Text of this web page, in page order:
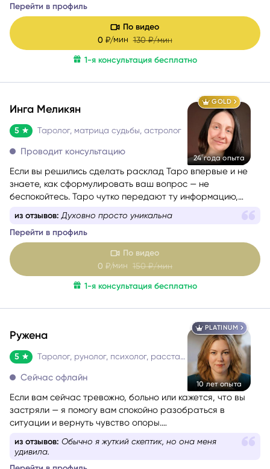
Перейти в профиль
По видео
0 ₽/мин130 ₽/мин
1-я консультация бесплатно
GOLD
24 года опыта
Инга Меликян
5 Таролог, матрица судьбы, астролог
Проводит консультацию
Если вы решились сделать расклад Таро впервые и не
знаете, как сформулировать ваш вопрос — не
беспокойтесь. Таро чутко передают ту информацию,
из отзывов: Духовно просто уникальна
Перейти в профиль
По видео
0 ₽/мин150 ₽/мин
1-я консультация бесплатно
PLATINUM
10 лет опыта
Ружена
5 Таролог, рунолог, психолог, расстановщик
Сейчас офлайн
Если вам сейчас тревожно, больно или кажется, что вы
застряли — я помогу вам спокойно разобраться в
ситуации и вернуть чувство опоры.
осуждённой. Я мягко и бережно проведу вас через
из отзывов: Обычно я жуткий скептик, но она меня
удивила.